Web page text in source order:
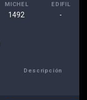
MICHEL
1492
EDIFIL
-
Descripción